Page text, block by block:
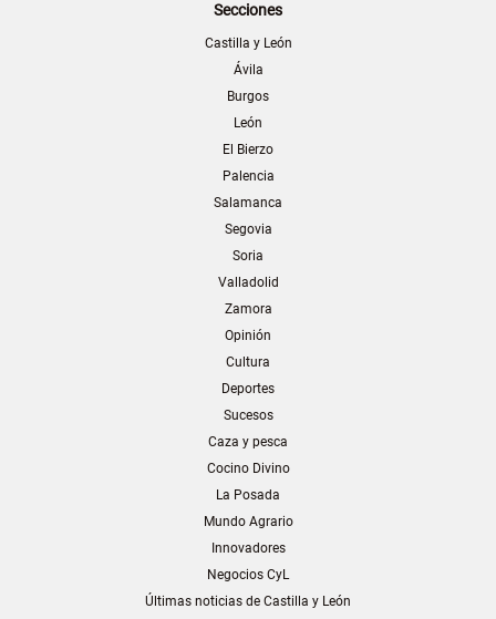
Secciones
Castilla y León
Ávila
Burgos
León
El Bierzo
Palencia
Salamanca
Segovia
Soria
Valladolid
Zamora
Opinión
Cultura
Deportes
Sucesos
Caza y pesca
Cocino Divino
La Posada
Mundo Agrario
Innovadores
Negocios CyL
Últimas noticias de Castilla y León